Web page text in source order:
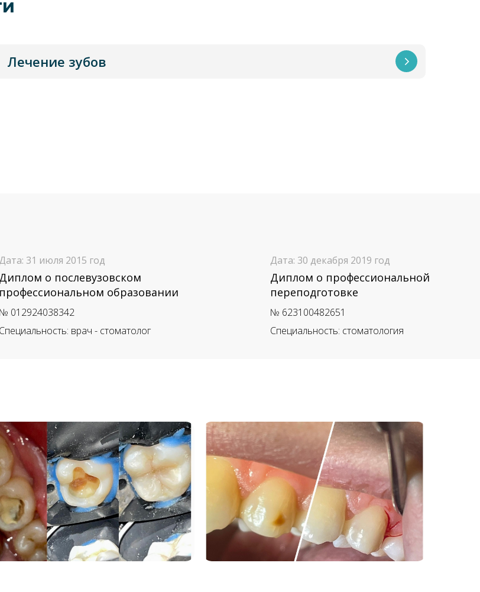
Лечение зубов
Специальность: врач - стоматолог
№ 012924038342
Диплом о послевузовском
профессиональном образовании
№ 623100482651
Специальность: стоматология
Диплом о профессиональной
переподготовке
Дата: 31 июля 2015 год Дата: 30 декабря 2019 год